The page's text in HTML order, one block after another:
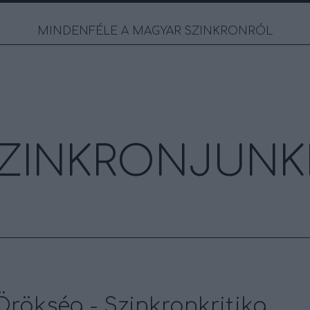
MINDENFÉLE A MAGYAR SZINKRONRÓL